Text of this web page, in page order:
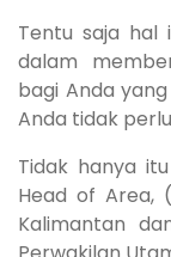
Tentu saja hal
dalam
bagi Anda
Anda tidak
Tidak hanya
Head of Area,
Kalimantan